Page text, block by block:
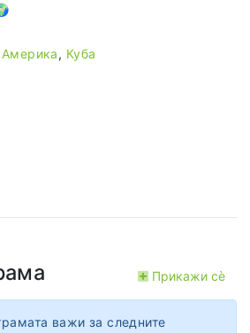
, Куба
Прикажи сѐ
важи за следните